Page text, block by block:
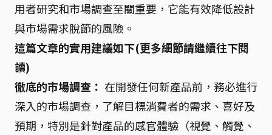
用者研究和市場調查至關重要，它能有效降低設計
與市場需求脫節的風險。
這篇文章的實用建議如下(更多細節請繼續往下閱
讀)
徹底的市場調查： 在開發任何新產品前，務必進行
深入的市場調查，了解目標消費者的需求、喜好及
預期，特別是針對產品的感官體驗（視覺、觸覺、